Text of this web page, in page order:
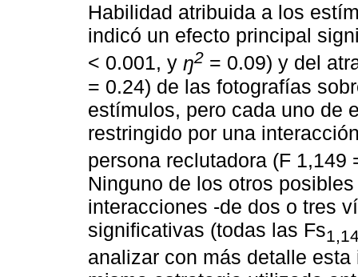
Habilidad atribuida a los
indicó un efecto principal
< 0.001, y ŋ2 = 0.09) y del
= 0.24) de las fotografías
estímulos, pero cada uno de
restringido por una
persona reclutadora (F 1,149
Ninguno de los otros
interacciones -de dos o tres
significativas (todas las Fs
analizar con más detalle